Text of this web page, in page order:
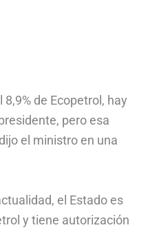
de Ecopetrol, hay
pero esa
el ministro en una
el Estado es
y tiene autorización